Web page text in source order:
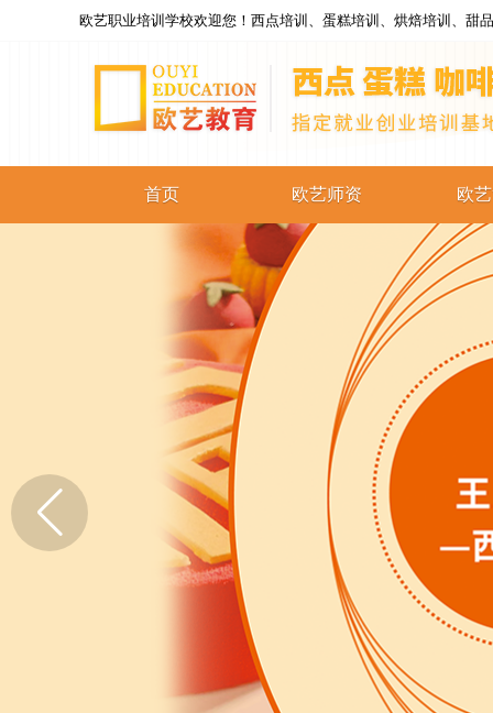
欧艺职业培训学校欢迎您！西点培训、蛋糕培训、烘焙培训、甜
首页 欧艺师资 欧